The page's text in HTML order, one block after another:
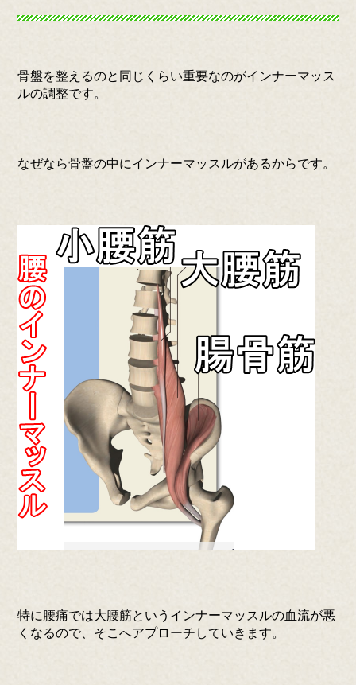
骨盤を整えるのと同じくらい重要なのがインナーマッス
ルの調整です。
なぜなら骨盤の中にインナーマッスルがあるからです。
特に腰痛では大腰筋というインナーマッスルの血流が悪
くなるので、そこへアプローチしていきます。